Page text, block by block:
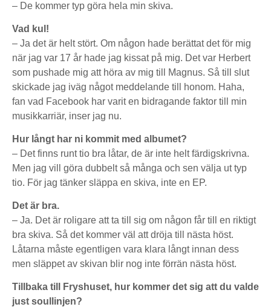
– De kommer typ göra hela min skiva.
Vad kul!
– Ja det är helt stört. Om någon hade berättat det för mig
när jag var 17 år hade jag kissat på mig. Det var Herbert
som pushade mig att höra av mig till Magnus. Så till slut
skickade jag iväg något meddelande till honom. Haha,
fan vad Facebook har varit en bidragande faktor till min
musikkarriär, inser jag nu.
Hur långt har ni kommit med albumet?
– Det finns runt tio bra låtar, de är inte helt färdigskrivna.
Men jag vill göra dubbelt så många och sen välja ut typ
tio. För jag tänker släppa en skiva, inte en EP.
Det är bra.
– Ja. Det är roligare att ta till sig om någon får till en riktigt
bra skiva. Så det kommer väl att dröja till nästa höst.
Låtarna måste egentligen vara klara långt innan dess
men släppet av skivan blir nog inte förrän nästa höst.
Tillbaka till Fryshuset, hur kommer det sig att du valde
just soullinjen?